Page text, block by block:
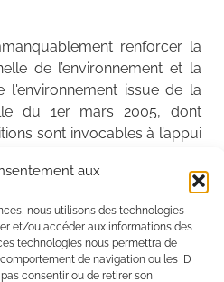
aux
nous utilisons des technologies
et/ou accéder aux informations des
technologies nous permettra de
de navigation ou les ID
consentir ou de retirer son
renforcer la
de l’environnement et la
l'environnement issue de la
du 1er mars 2005, dont
sont invocables à l’appui
2020/2019823QPC.htm